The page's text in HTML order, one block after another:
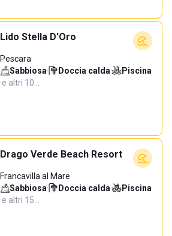
Lido Stella D'Oro
Pescara
Sabbiosa· Doccia calda·
Piscina
·e altri 10…
Drago Verde Beach Resort
Francavilla al Mare
Sabbiosa· Doccia calda·
Piscina
·e altri 15…